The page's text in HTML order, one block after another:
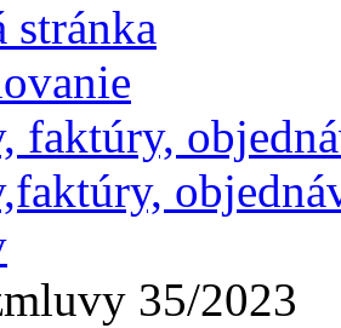
stránka
faktúry,
35/2023